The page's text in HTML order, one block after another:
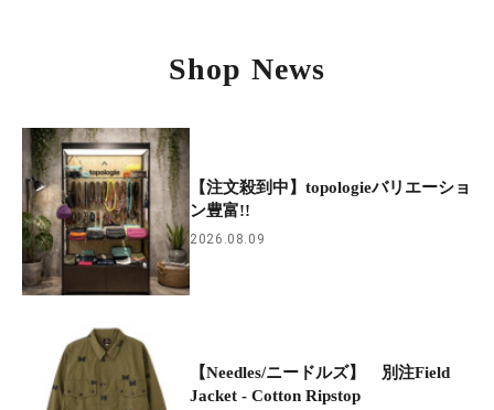
Shop News
【注文殺到中】topologieバリエーショ
ン豊富!!
2026.08.09
【Needles/ニードルズ】 別注Field
Jacket - Cotton Ripstop